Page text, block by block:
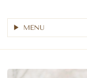
MENU